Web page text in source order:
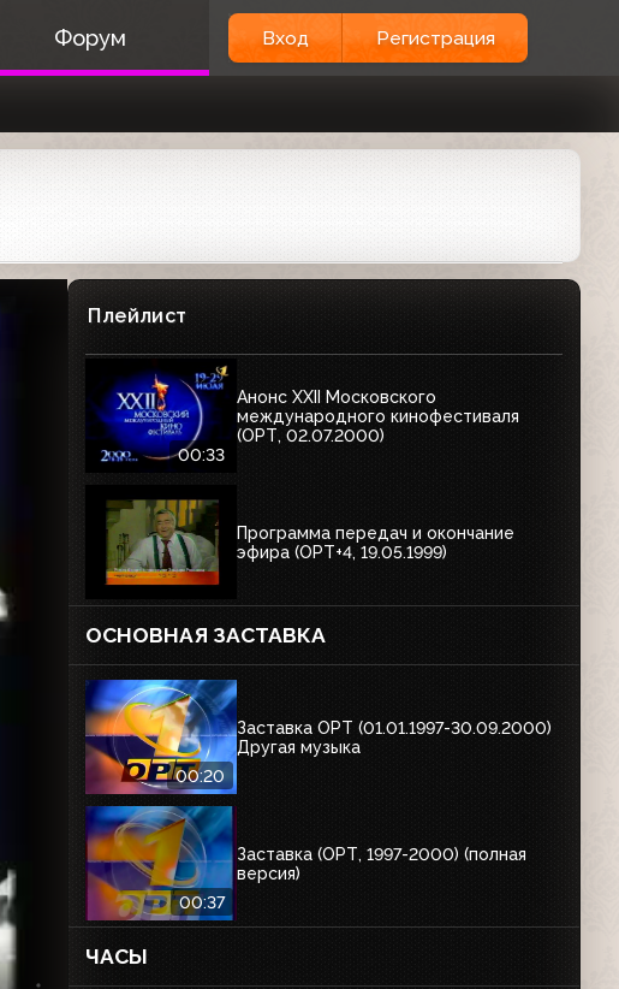
Форум Вход Регистрация
Плейлист
00:33
Анонс XXII Московского
международного кинофестиваля
(ОРТ, 02.07.2000)
Программа передач и окончание
эфира (ОРТ+4, 19.05.1999)
ОСНОВНАЯ ЗАСТАВКА
00:20
Заставка ОРТ (01.01.1997-30.09.2000)
Другая музыка
00:37
Заставка (ОРТ, 1997-2000) (полная
версия)
ЧАСЫ